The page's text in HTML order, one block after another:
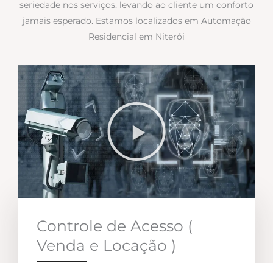
seriedade nos serviços, levando ao cliente um conforto
jamais esperado. Estamos localizados em Automação
Residencial em Niterói
Controle de Acesso (
Venda e Locação )